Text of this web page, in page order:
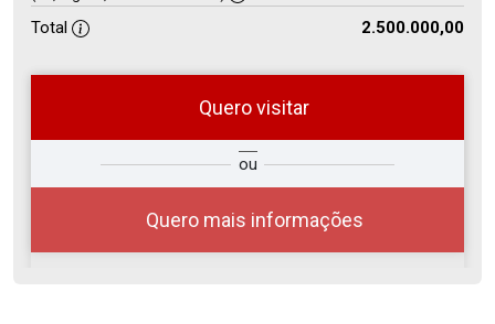
Total
2.500.000,00
Quero visitar
ou
Quero mais informações
Qual o melhor dia e horário para
você?